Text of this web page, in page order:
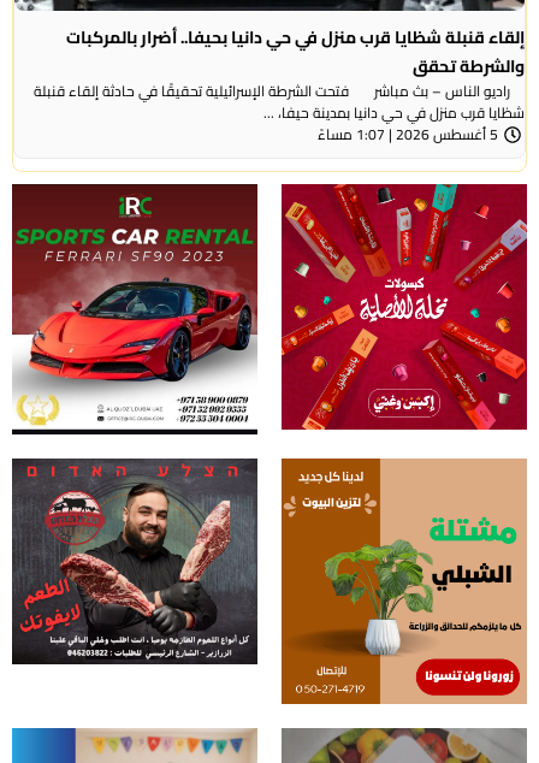
إلقاء قنبلة شظايا قرب منزل في حي دانيا بحيفا.. أضرار بالمركبات
والشرطة تحقق
راديو الناس – بث مباشر فتحت الشرطة الإسرائيلية تحقيقًا في حادثة إلقاء قنبلة
شظايا قرب منزل في حي دانيا بمدينة حيفا، ...
5 أغسطس 2026 | 1:07 مساءً